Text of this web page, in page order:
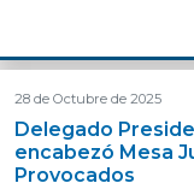
28 de Octubre de 2025
Delegado
encabezó Mesa
Provocados